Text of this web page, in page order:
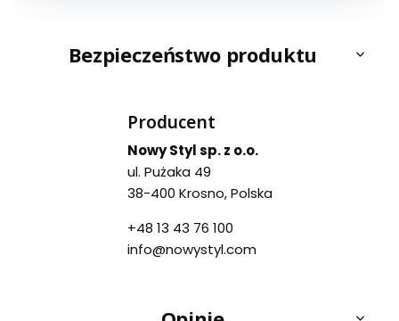
Bezpieczeństwo produktu
Producent
Nowy Styl sp. z o.o.
ul. Pużaka 49
38-400 Krosno, Polska
+48 13 43 76 100
info@nowystyl.com